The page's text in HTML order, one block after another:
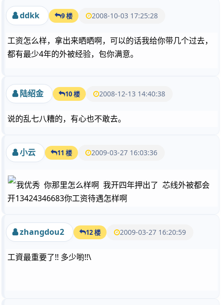
ddkk 9 楼 2008-10-03 17:25:28
工资怎么样，拿出来晒晒啊，可以的话我给你带几个过去，
都有最少4年的外被经验，包你满意。
陆绍金 10 楼 2008-12-13 14:40:38
说的乱七八糟的，有心也不敢去。
小云 11 楼 2009-03-27 16:03:36
我优秀 你那里怎么样啊 我开四年押出了 芯线外被都会
开13424346683你工资待遇怎样啊
zhangdou2 12 楼 2009-03-27 16:20:59
工資最重要了!! 多少喲!!\